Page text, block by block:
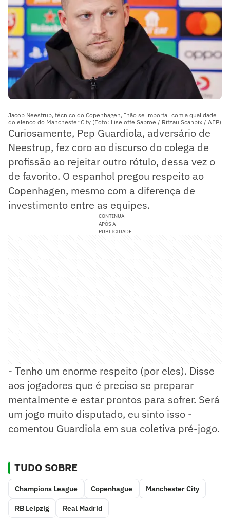
Jacob Neestrup, técnico do Copenhagen, "não se importa" com a qualidade
do elenco do Manchester City (Foto: Liselotte Sabroe / Ritzau Scanpix / AFP)
Curiosamente, Pep Guardiola, adversário de
Neestrup, fez coro ao discurso do colega de
profissão ao rejeitar outro rótulo, dessa vez o
de favorito. O espanhol pregou respeito ao
Copenhagen, mesmo com a diferença de
investimento entre as equipes.
CONTINUA
APÓS A
PUBLICIDADE
- Tenho um enorme respeito (por eles). Disse
aos jogadores que é preciso se preparar
mentalmente e estar prontos para sofrer. Será
um jogo muito disputado, eu sinto isso -
comentou Guardiola em sua coletiva pré-jogo.
TUDO SOBRE
Champions League Copenhague Manchester City
RB Leipzig Real Madrid